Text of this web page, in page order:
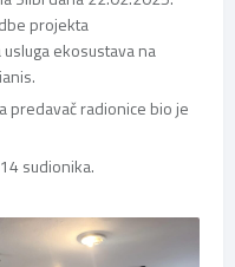
projekta
ekosustava na
predavač radionice bio je
sudionika.